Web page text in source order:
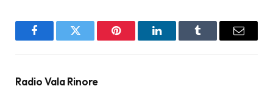
FacebookTwitter Pinterest LinkedInTumblr Email
Radio Vala Rinore